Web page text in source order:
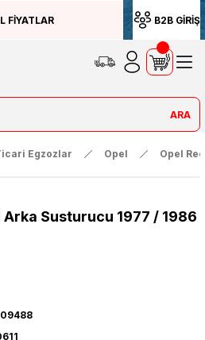
FİYATLAR B2B GİRİŞ
ARA
Egzozlar Opel Opel
Arka Susturucu 1977 / 1986